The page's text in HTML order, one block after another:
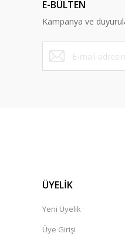
Ürün
Ürün fiyatı
Bu ürüne
E-BÜLTEN
Kampanya ve
ÜYELİK
Yeni Üyelik
Üye Girişi